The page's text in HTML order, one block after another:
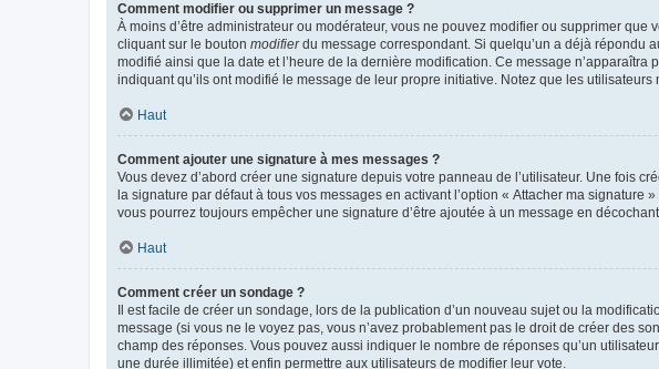
Comment modifier ou supprimer un message ?
À moins d’être administrateur ou modérateur, vous ne pouvez modifier ou supprimer
cliquant sur le bouton modifierdu message correspondant. Si quelqu’un a déjà répondu
modifié ainsi que la date et l’heure de la dernière modification. Ce message
indiquant qu’ils ont modifié le message de leur propre initiative. Notez que les
Haut
Comment ajouter une signature à mes messages ?
Vous devez d’abord créer une signature depuis votre panneau de l’utilisateur. Une fois
la signature par défaut à tous vos messages en activant l’option « Attacher ma signature
vous pourrez toujours empêcher une signature d’être ajoutée à un message en
Haut
Comment créer un sondage ?
Il est facile de créer un sondage, lors de la publication d’un nouveau sujet ou la
message (si vous ne le voyez pas, vous n’avez probablement pas le droit de créer des
champ des réponses. Vous pouvez aussi indiquer le nombre de réponses qu’un
une durée illimitée) et enfin permettre aux utilisateurs de modifier leur vote.